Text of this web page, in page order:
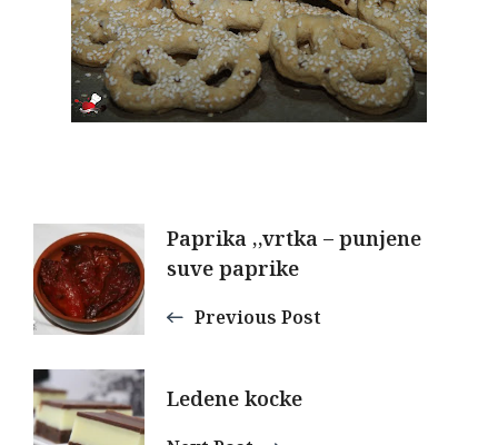
Post
Navigation
Paprika ,,vrtka – punjene
suve paprike
Previous Post
Ledene kocke